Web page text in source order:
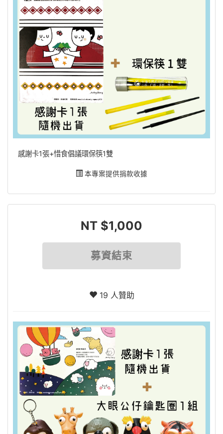
感謝卡1張+惜食倡議環保筷1雙
本專案提供捐款收據
NT $1,000
募資結束
19 人贊助